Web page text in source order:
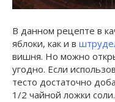
В данном рецепте в
яблоки, как и в
вишня. Но можно
угодно. Если
тесто достаточно
1/2 чайной ложки соли.